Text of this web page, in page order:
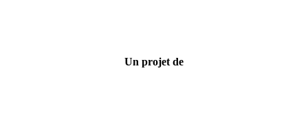
Un projet de